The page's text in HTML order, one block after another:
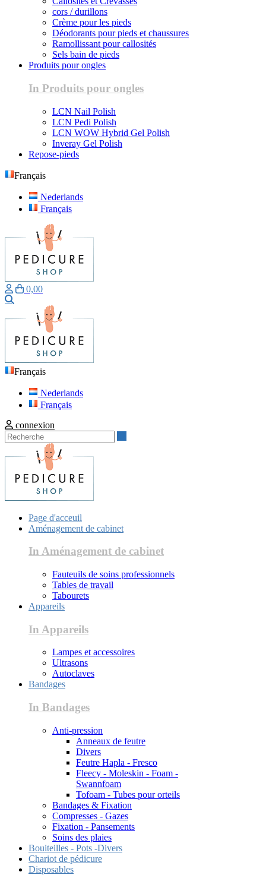
cors / durillons
Crème pour les pieds
Déodorants pour pieds et chaussures
Ramollissant pour callosités
Sels bain de pieds
Produits pour ongles
In Produits pour ongles
LCN Nail Polish
LCN Pedi Polish
LCN WOW Hybrid Gel Polish
Inveray Gel Polish
Repose-pieds
Français
Nederlands
Français
0,00
Français
Nederlands
Français
connexion
Page d'acceuil
Aménagement de cabinet
In Aménagement de cabinet
Fauteuils de soins professionnels
Tables de travail
Tabourets
Appareils
In Appareils
Lampes et accessoires
Ultrasons
Autoclaves
Bandages
In Bandages
Anti-pression
Anneaux de feutre
Divers
Feutre Hapla - Fresco
Fleecy - Moleskin - Foam -
Swannfoam
Tofoam - Tubes pour orteils
Bandages & Fixation
Compresses - Gazes
Fixation - Pansements
Soins des plaies
Bouiteilles - Pots -Divers
Chariot de pédicure
Disposables